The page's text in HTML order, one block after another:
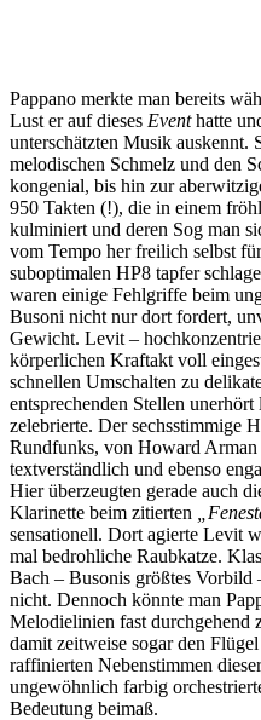
Pappano merkte man bereits
Lust er auf dieses Eventhatte
unterschätzten Musik auskennt.
melodischen Schmelz und den
kongenial, bis hin zur
950 Takten (!), die in einem
kulminiert und deren Sog man
vom Tempo her freilich selbst
suboptimalen HP8 tapfer
waren einige Fehlgriffe beim
Busoni nicht nur dort fordert,
Gewicht. Levit –
körperlichen Kraftakt voll
schnellen Umschalten zu
entsprechenden Stellen
zelebrierte. Der sechsstimmige
Rundfunks, von Howard Arman
textverständlich und ebenso
Hier überzeugten gerade auch
Klarinette beim zitierten
sensationell. Dort agierte Levit
mal bedrohliche Raubkatze.
Bach – Busonis größtes Vorbild
nicht. Dennoch könnte man
Melodielinien fast durchgehend
damit zeitweise sogar den
raffinierten Nebenstimmen
ungewöhnlich farbig
Bedeutung beimaß.